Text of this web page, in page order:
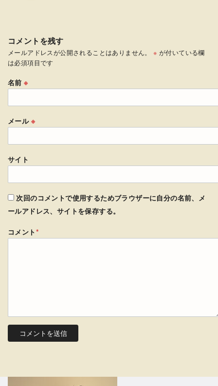
コメントを残す
メールアドレスが公開されることはありません。 ※ が付いている欄
は必須項目です
名前※
メール ※
サイト
次回のコメントで使用するためブラウザーに自分の名前、メ
ールアドレス、サイトを保存する。
コメント*